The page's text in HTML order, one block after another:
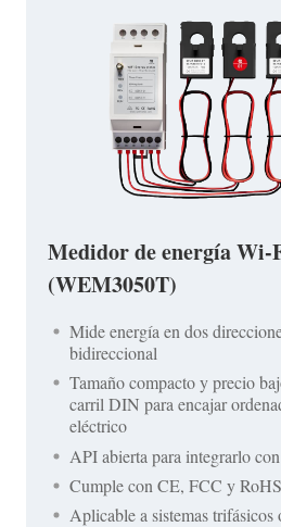
Medidor de energía
(WEM3050T)
Mide energía en dos
bidireccional
Tamaño compacto y precio
carril DIN para encajar
eléctrico
API abierta para integrarlo
Cumple con CE, FCC y RoHS
Aplicable a sistemas